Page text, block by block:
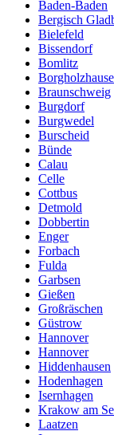
Baden-Baden
Bergisch
Bielefeld
Bissendorf
Bomlitz
Braunschweig
Burgdorf
Burgwedel
Burscheid
Bünde
Calau
Celle
Cottbus
Detmold
Dobbertin
Enger
Forbach
Fulda
Garbsen
Gießen
Großräschen
Güstrow
Hannover
Hannover
Hiddenhausen
Hodenhagen
Isernhagen
Krakow am
Laatzen